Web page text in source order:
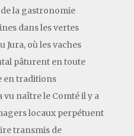
la gastronomie
dans les vertes
Jura, où les vaches
pâturent en toute
en traditions
naître le Comté il y a
locaux perpétuent
transmis de